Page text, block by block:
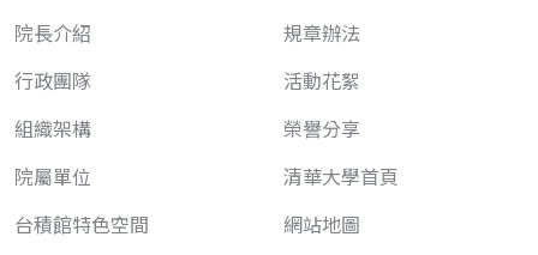
院長介紹
行政團隊
組織架構
院屬單位
台積館特色空間
規章辦法
活動花絮
榮譽分享
清華大學首頁
網站地圖